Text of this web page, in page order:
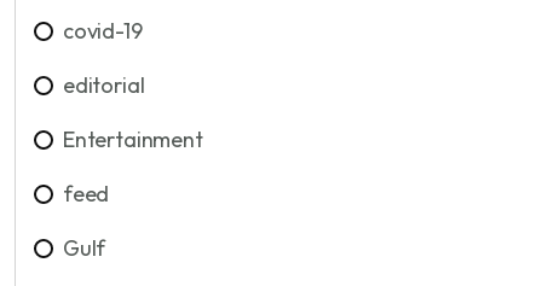
covid-19
editorial
Entertainment
feed
Gulf